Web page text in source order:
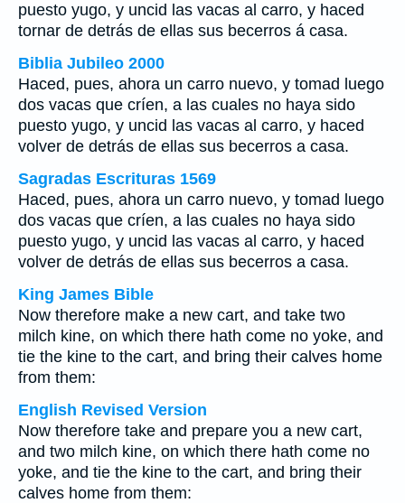
puesto yugo, y uncid las vacas al carro, y haced
tornar de detrás de ellas sus becerros á casa.
Biblia Jubileo 2000
Haced, pues, ahora un carro nuevo, y tomad luego
dos vacas que críen, a las cuales no haya sido
puesto yugo, y uncid las vacas al carro, y haced
volver de detrás de ellas sus becerros a casa.
Sagradas Escrituras 1569
Haced, pues, ahora un carro nuevo, y tomad luego
dos vacas que críen, a las cuales no haya sido
puesto yugo, y uncid las vacas al carro, y haced
volver de detrás de ellas sus becerros a casa.
King James Bible
Now therefore make a new cart, and take two
milch kine, on which there hath come no yoke, and
tie the kine to the cart, and bring their calves home
from them:
English Revised Version
Now therefore take and prepare you a new cart,
and two milch kine, on which there hath come no
yoke, and tie the kine to the cart, and bring their
calves home from them: